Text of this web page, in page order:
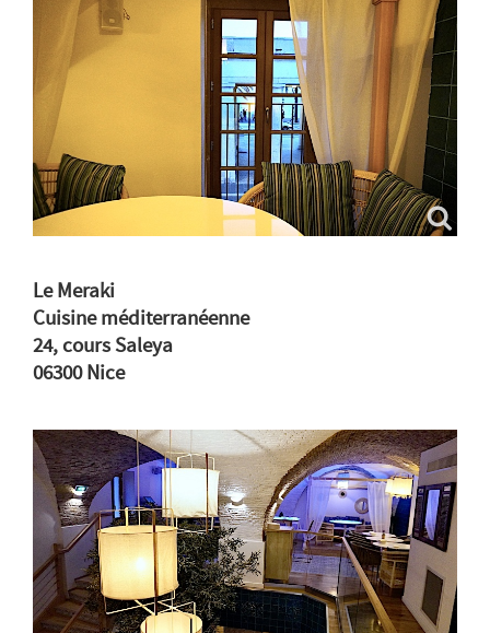
Le Meraki
Cuisine méditerranéenne
24, cours Saleya
06300 Nice